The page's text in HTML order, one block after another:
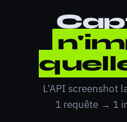
L'API screenshot
1 requête → 1